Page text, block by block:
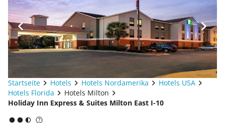
Startseite Hotels Hotels Nordamerika
Hotels USA
Hotels Florida
Hotels Milton
Holiday Inn Express & Suites Milton East I-10